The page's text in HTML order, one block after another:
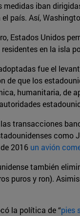
medidas iban
país. Así,
Estados Unidos
en la isla
fue el
de que los
humanitaria, de
transacciones
como
2016 un avión
también
puros y ron).
la política de “pies